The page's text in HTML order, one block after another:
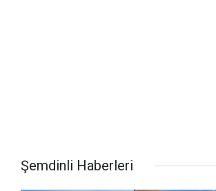
Şemdinli Haberleri